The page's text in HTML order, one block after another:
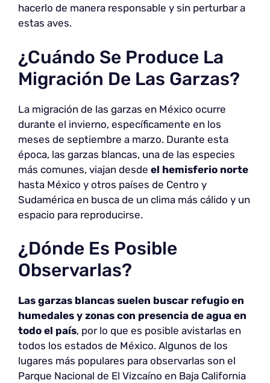
hacerlo de manera responsable y sin perturbar a
estas aves.
¿Cuándo Se Produce La
Migración De Las Garzas?
La migración de las garzas en México ocurre
durante el invierno, específicamente en los
meses de septiembre a marzo. Durante esta
época, las garzas blancas, una de las especies
más comunes, viajan desde el hemisferio norte
hasta México y otros países de Centro y
Sudamérica en busca de un clima más cálido y un
espacio para reproducirse.
¿Dónde Es Posible
Observarlas?
Las garzas blancas suelen buscar refugio en
humedales y zonas con presencia de agua en
todo el país, por lo que es posible avistarlas en
todos los estados de México. Algunos de los
lugares más populares para observarlas son el
Parque Nacional de El Vizcaíno en Baja California